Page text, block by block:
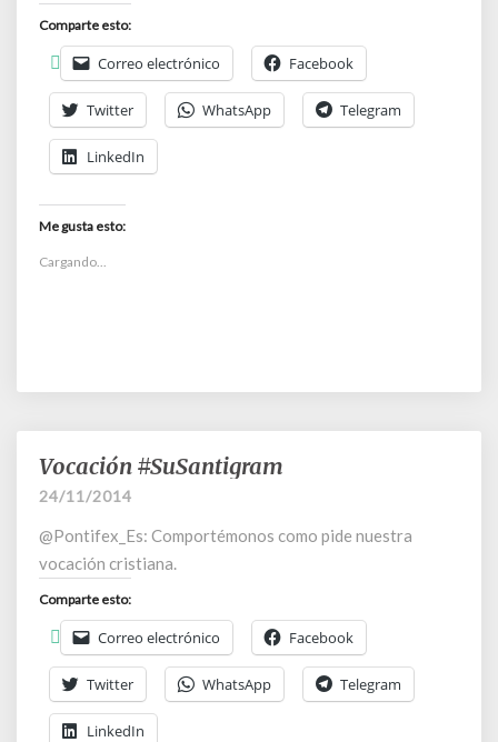
Comparte esto:
Correo electrónico Facebook
Twitter WhatsApp Telegram
LinkedIn
Me gusta esto:
Cargando...
Vocación
#SuSantigram
Vocación #SuSantigram
24/11/2014
@Pontifex_Es: Comportémonos como pide nuestra
vocación cristiana.
Comparte esto:
Correo electrónico Facebook
Twitter WhatsApp Telegram
LinkedIn